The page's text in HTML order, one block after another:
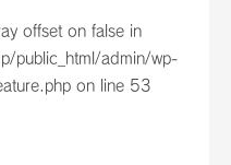
offset on false in
admin/wp-
on line 53